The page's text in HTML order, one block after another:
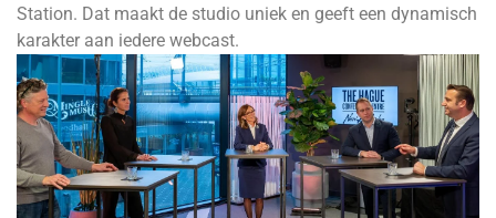
Station. Dat maakt de studio uniek en geeft een dynamisch
karakter aan iedere webcast.